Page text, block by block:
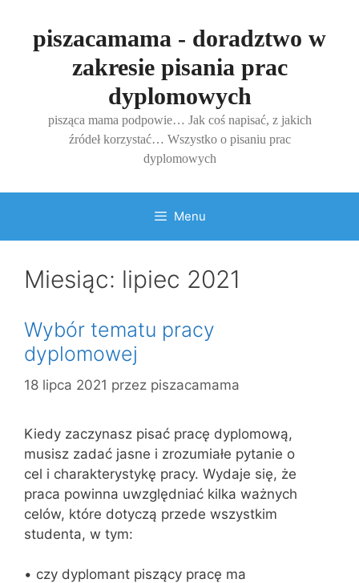
treścipiszacamama - doradztwo w
zakresie pisania prac
dyplomowych
pisząca mama podpowie… Jak coś napisać, z jakich
źródeł korzystać… Wszystko o pisaniu prac
dyplomowych
Menu
Miesiąc: lipiec 2021
Wybór tematu pracy
dyplomowej
18 lipca 2021 przez piszacamama
Kiedy zaczynasz pisać pracę dyplomową,
musisz zadać jasne i zrozumiałe pytanie o
cel i charakterystykę pracy. Wydaje się, że
praca powinna uwzględniać kilka ważnych
celów, które dotyczą przede wszystkim
studenta, w tym:
• czy dyplomant piszący pracę ma